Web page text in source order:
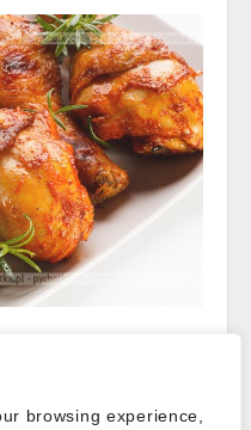
browsing experience,